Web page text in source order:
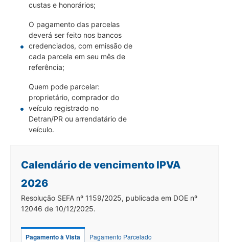
custas e honorários;
O pagamento das parcelas
deverá ser feito nos bancos
credenciados, com emissão de
cada parcela em seu mês de
referência;
Quem pode parcelar:
proprietário, comprador do
veículo registrado no
Detran/PR ou arrendatário de
veículo.
Calendário de vencimento IPVA
2026
Resolução SEFA nº 1159/2025, publicada em DOE nº
12046 de 10/12/2025.
Pagamento à Vista Pagamento Parcelado